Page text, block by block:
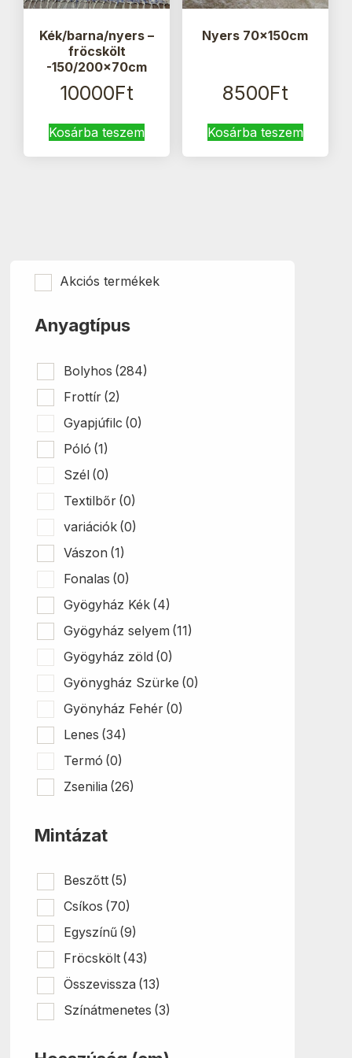
Kék/barna/nyers –
fröcskölt
-150/200x70cm
10000Ft
Kosárba teszem
Nyers 70x150cm
8500Ft
Kosárba teszem
Akciós termékek
Anyagtípus
Bolyhos (284)
Frottír (2)
Gyapjúfilc (0)
Póló (1)
Szél (0)
Textilbőr (0)
variációk (0)
Vászon (1)
Fonalas (0)
Gyögyház Kék (4)
Gyögyház selyem (11)
Gyögyház zöld (0)
Gyönygház Szürke (0)
Gyönyház Fehér (0)
Lenes (34)
Termó (0)
Zsenilia (26)
Mintázat
Beszőtt (5)
Csíkos (70)
Egyszínű (9)
Fröcskölt (43)
Összevissza (13)
Színátmenetes (3)